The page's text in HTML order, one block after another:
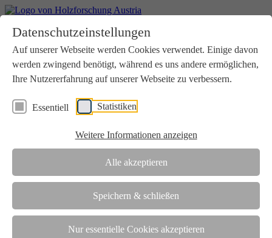
Datenschutzeinstellungen
Auf unserer Webseite werden Cookies verwendet. Einige davon
werden zwingend benötigt, während es uns andere ermöglichen,
Ihre Nutzererfahrung auf unserer Webseite zu verbessern.
Essentiell Statistiken
Weitere Informationen anzeigen
Alle akzeptieren
Speichern & schließen
Nur essentielle Cookies akzeptieren
Aktuelles
Downloads
Kontakt
Login
Verein
Wir unterstützen die Interessen der Holzbranche in enger
Zusammenarbeit mit Wissenschaft und Wirtschaft.
Die Holzforschung Austria ist akkreditierte Prüf-, Inspektions- und
Team
Unsere gesamte Kompetenz ist in unseren Mitarbeiter:innen